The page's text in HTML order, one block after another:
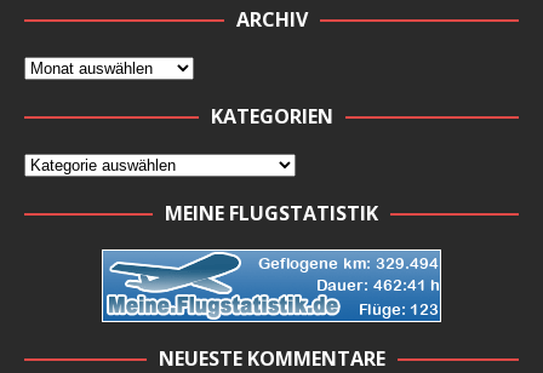
ARCHIV
KATEGORIEN
MEINE FLUGSTATISTIK
NEUESTE KOMMENTARE